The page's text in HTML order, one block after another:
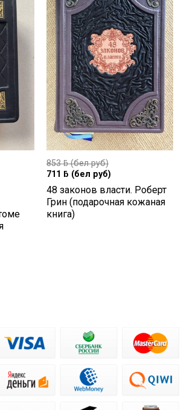
853ƃ(бел руб)
711 ƃ (бел руб)
48 законов власти. Роберт
Грин (подарочная кожаная
книга)